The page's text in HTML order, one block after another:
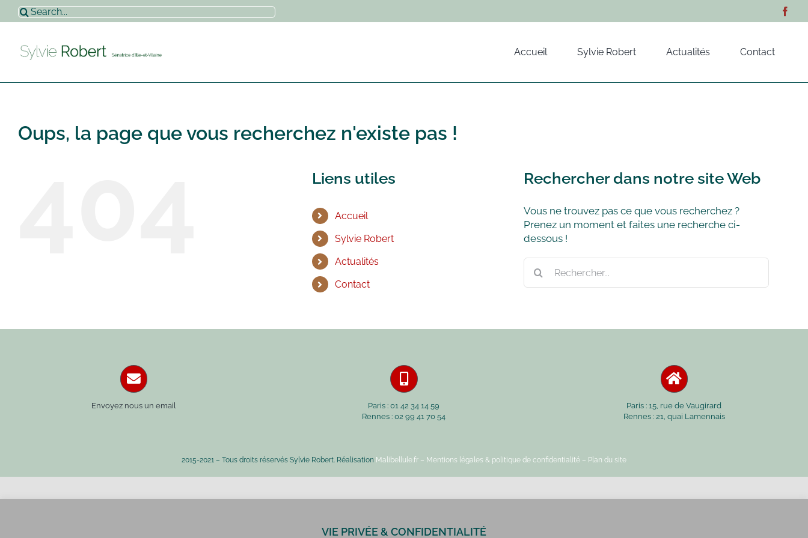
Passer
au
Rechercher:
Accueil Sylvie Robert Actualités Contact
Oups, la page que vous recherchez n'existe pas !
Liens utiles
Accueil
Sylvie Robert
Actualités
Contact
Rechercher dans notre site Web
Vous ne trouvez pas ce que vous recherchez ?
Prenez un moment et faites une recherche ci-
dessous !
Envoyez nous un email
Paris : 01 42 34 14 59
Rennes : 02 99 41 70 54
Paris : 15, rue de Vaugirard
Rennes : 21, quai Lamennais
2015-2021 – Tous droits réservés Sylvie Robert. Réalisation Malibellule.fr – Mentions légales & politique de confidentialité – Plan du site
VIE PRIVÉE & CONFIDENTIALITÉ